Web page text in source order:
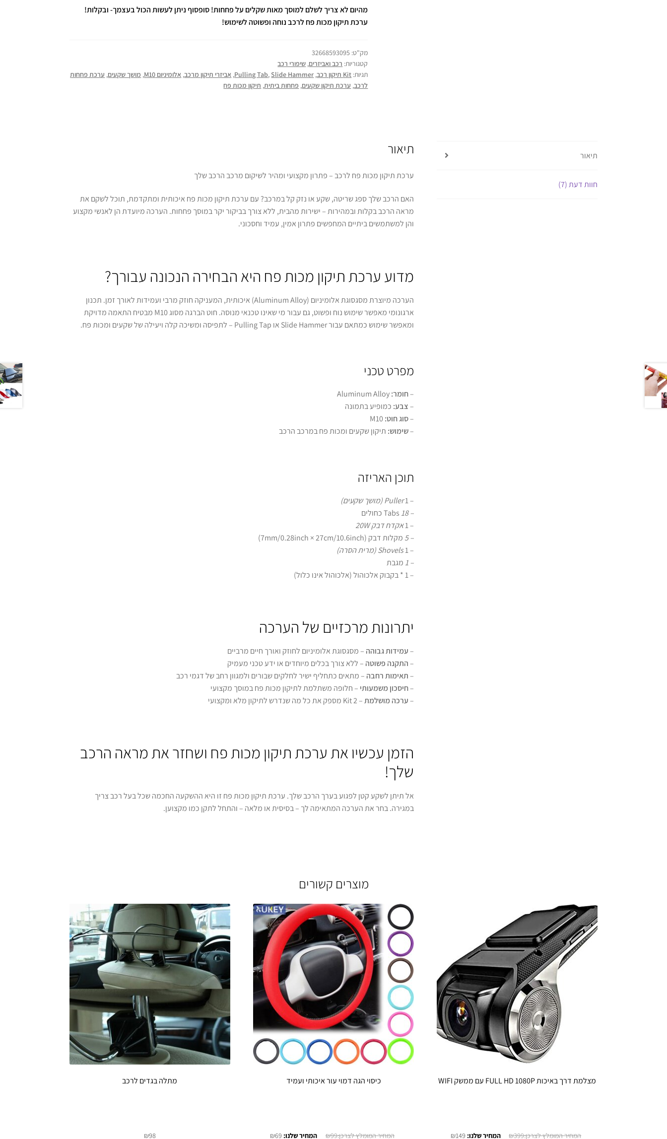
מהיום לא צריך לשלם למוסך מאות שקלים על פחחות! סופסוף ניתן לעשות הכול בעצמך- ובקלות!
ערכת תיקון מכות פח לרכב נוחה ופשוטה לשימוש!
מק"ט: 32668593095
קטגוריות: רכב ואביזרים, שיפורי רכב
תגיות: Kit תיקון רכב ,
Pulling Tab,Slide Hammer
, אביזרי תיקון מרכב, אלומיניום M10 , מושך שקעים, ערכת פחחות
לרכב, ערכת תיקון שקעים, פחחות ביתית, תיקון מכות פח
תיאור
חוות דעת (7)
תיאור
ערכת תיקון מכות פח לרכב – פתרון מקצועי ומהיר לשיקום מרכב הרכב שלך
האם הרכב שלך ספג שריטה, שקע או נזק קל במרכב? עם ערכת תיקון מכות פח איכותית ומתקדמת, תוכל לשקם את
מראה הרכב בקלות ובמהירות – ישירות מהבית, ללא צורך בביקור יקר במוסך פחחות. הערכה מיועדת הן לאנשי מקצוע
והן למשתמשים ביתיים המחפשים פתרון אמין, עמיד וחסכוני.
מדוע ערכת תיקון מכות פח היא הבחירה הנכונה עבורך?
הערכה מיוצרת מסגסוגת אלומיניום (Aluminum Alloy) איכותית, המעניקה חוזק מרבי ועמידות לאורך זמן. תכנון
ארגונומי מאפשר שימוש נוח ופשוט, גם עבור מי שאינו טכנאי מנוסה. חוט הברגה מסוג M10 מבטיח התאמה מדויקת
ומאפשר שימוש כמתאם עבור Slide Hammer או Pulling Tap – לתפיסה ומשיכה קלה ויעילה של שקעים ומכות פח.
מפרט טכני
–חומר:Aluminum Alloy
– צבע: כמופיע בתמונה
–סוג חוט:
–שימוש: תיקון שקעים ומכות פח במרכב הרכב
תוכן האריזה
– 1 Puller (מושך שקעים)
– 18
Tabs כחולים
– 1 אקדח דבק 20W
– 5 מקלות דבק (7mm/0.28inch × 27cm/10.6inch)
– 1 Shovels (מרית הסרה)
– 1 מגבת
– 1 * בקבוק אלכוהול (אלכוהול אינו כלול)
יתרונות מרכזיים של הערכה
– עמידות גבוהה – מסגסוגת אלומיניום לחוזק ואורך חיים מרביים
– התקנה פשוטה – ללא צורך בכלים מיוחדים או ידע טכני מעמיק
– תאימות רחבה – מתאים כתחליף ישיר לחלקים שבורים ולמגוון רחב של דגמי רכב
–חיסכון משמעותי – חלופה משתלמת לתיקון מכות פח במוסך מקצועי
– ערכה מושלמת– Kit 2 מספק את כל מה שנדרש לתיקון מלא ומקצועי
הזמן עכשיו את ערכת תיקון מכות פח ושחזר את מראה הרכב
שלך!
אל תיתן לשקע קטן לפגוע בערך הרכב שלך. ערכת תיקון מכות פח זו היא ההשקעה החכמה שכל בעל רכב צריך
במגירה. בחר את הערכה המתאימה לך – בסיסית או מלאה – והתחל לתקן כמו מקצוען.
מוצרים קשורים
מצלמת דרך באיכות FULL HD 1080P עם ממשק WIFI
₪399 המחיר ₪149
כיסוי הגה דמוי עור איכותי ועמיד
₪99 המחיר ₪69 המחיר
מתלה בגדים לרכב
₪98